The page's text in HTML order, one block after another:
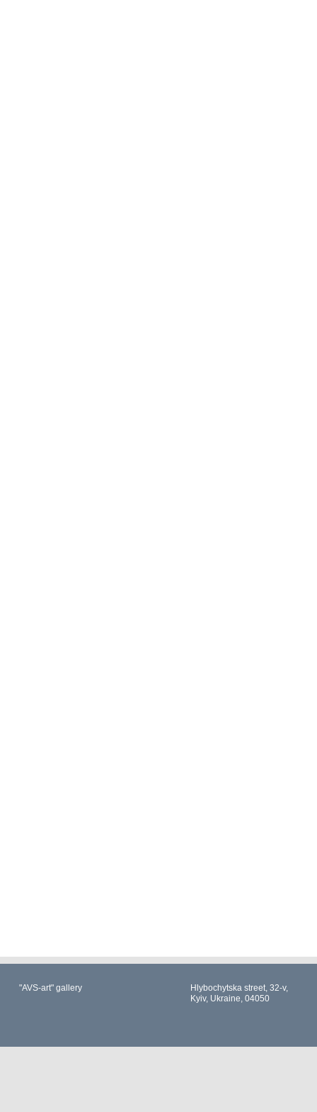
"AVS-art" gallery
Hlybochytska street, 32-v,
Kyiv, Ukraine, 04050